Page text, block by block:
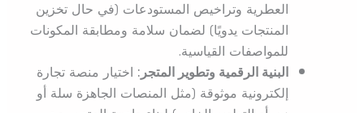
العطرية وتراخيص المستودعات (في حال تخزين
المنتجات يدويًا) لضمان سلامة ومطابقة المكونات
للمواصفات القياسية.
البنية الرقمية وتطوير المتجر:اختيار منصة تجارة
إلكترونية موثوقة (مثل المنصات الجاهزة سلة أو